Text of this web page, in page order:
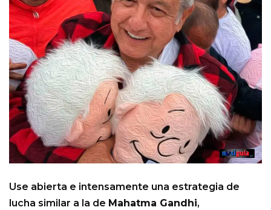
Use abierta e intensamente una estrategia de
lucha similar a la de Mahatma Gandhi,